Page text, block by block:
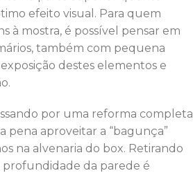
efeito visual. Para quem
à mostra, é possível pensar em
também com pequena
destes elementos e
por uma reforma completa
pena aproveitar a “bagunça”
na alvenaria do box. Retirando
profundidade da parede é